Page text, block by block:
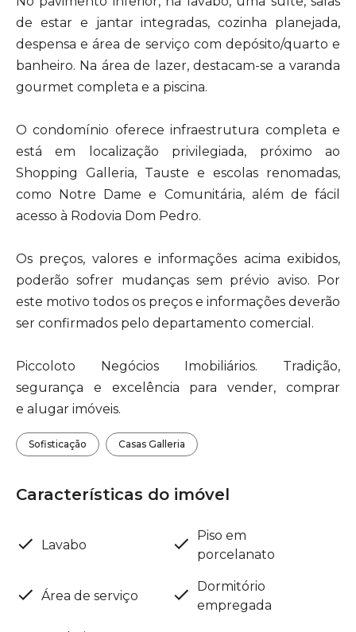
de estar e jantar integradas, cozinha planejada,
despensa e área de serviço com depósito/quarto e
banheiro. Na área de lazer, destacam-se a varanda
gourmet completa e a piscina.
O condomínio oferece infraestrutura completa e
está em localização privilegiada, próximo ao
Shopping Galleria, Tauste e escolas renomadas,
como Notre Dame e Comunitária, além de fácil
acesso à Rodovia Dom Pedro.
Os preços, valores e informações acima exibidos,
poderão sofrer mudanças sem prévio aviso. Por
este motivo todos os preços e informações deverão
ser confirmados pelo departamento comercial.
Piccoloto Negócios Imobiliários. Tradição,
segurança e excelência para vender, comprar
e alugar imóveis.
Sofisticação Casas Galleria
Características do imóvel
Lavabo
Piso em
porcelanato
Área de serviço
Dormitório
empregada